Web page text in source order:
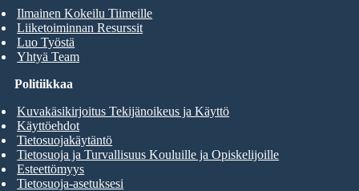
Ilmainen Kokeilu Tiimeille
Liiketoiminnan Resurssit
Luo Työstä
Yhtyä Team
Politiikkaa
Kuvakäsikirjoitus Tekijänoikeus ja Käyttö
Käyttöehdot
Tietosuojakäytäntö
Tietosuoja ja Turvallisuus Kouluille ja Opiskelijoille
Esteettömyys
Tietosuoja-asetuksesi